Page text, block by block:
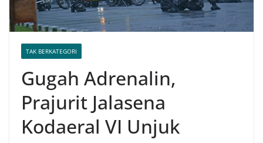
TAK BERKATEGORI
Gugah Adrenalin,
Prajurit Jalasena
Kodaeral VI Unjuk